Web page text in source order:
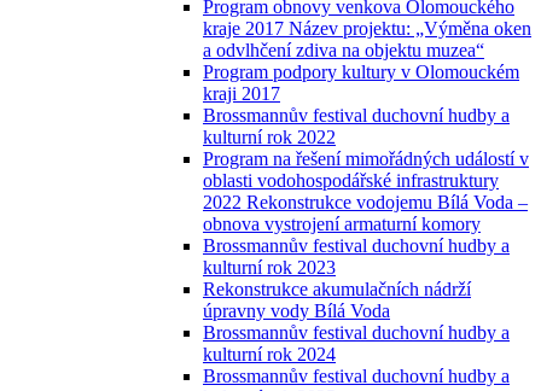
Program obnovy venkova Olomouckého
kraje 2017 Název projektu: „Výměna oken
a odvlhčení zdiva na objektu muzea“
Program podpory kultury v Olomouckém
kraji 2017
Brossmannův festival duchovní hudby a
kulturní rok 2022
Program na řešení mimořádných událostí v
oblasti vodohospodářské infrastruktury
2022 Rekonstrukce vodojemu Bílá Voda –
obnova vystrojení armaturní komory
Brossmannův festival duchovní hudby a
kulturní rok 2023
Rekonstrukce akumulačních nádrží
úpravny vody Bílá Voda
Brossmannův festival duchovní hudby a
kulturní rok 2024
Brossmannův festival duchovní hudby a